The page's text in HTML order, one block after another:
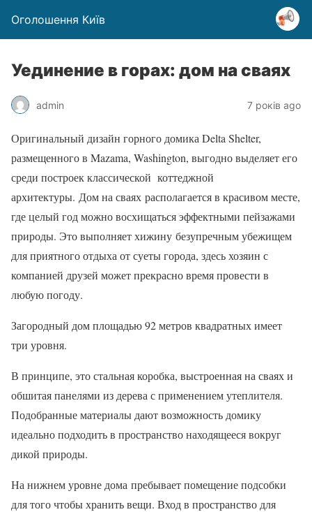
Оголошення Київ
Уединение в горах: дом на сваях
admin 7 років ago
Оригинальный дизайн горного домика Delta Shelter,
размещенного в Mazama, Washington, выгодно выделяет его
среди построек классической коттеджной
архитектуры. Дом на сваях располагается в красивом месте,
где целый год можно восхищаться эффектными пейзажами
природы. Это выполняет хижину безупречным убежищем
для приятного отдыха от суеты города, здесь хозяин с
компанией друзей может прекрасно время провести в
любую погоду.
Загородный дом площадью 92 метров квадратных имеет
три уровня.
В принципе, это стальная коробка, выстроенная на сваях и
обшитая панелями из дерева с применением утеплителя.
Подобранные материалы дают возможность домику
идеально подходить в пространство находящееся вокруг
дикой природы.
На нижнем уровне дома пребывает помещение подсобки
для того чтобы хранить вещи. Вход в пространство для